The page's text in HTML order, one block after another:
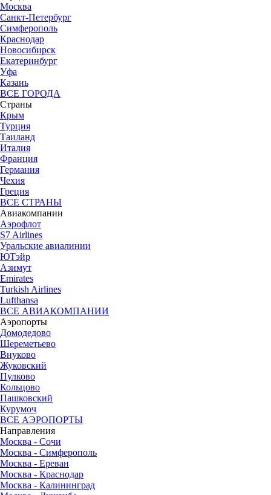
Москва
Санкт-Петербург
Симферополь
Краснодар
Новосибирск
Екатеринбург
Уфа
Казань
ВСЕ ГОРОДА
Страны
Крым
Турция
Таиланд
Италия
Франция
Германия
Чехия
Греция
ВСЕ СТРАНЫ
Авиакомпании
Аэрофлот
S7 Airlines
Уральские авиалинии
ЮТэйр
Азимут
Emirates
Turkish Airlines
Lufthansa
ВСЕ АВИАКОМПАНИИ
Аэропорты
Домодедово
Шереметьево
Внуково
Жуковский
Пулково
Кольцово
Пашковский
Курумоч
ВСЕ АЭРОПОРТЫ
Направления
Москва - Сочи
Москва - Симферополь
Москва - Ереван
Москва - Краснодар
Москва - Калининград